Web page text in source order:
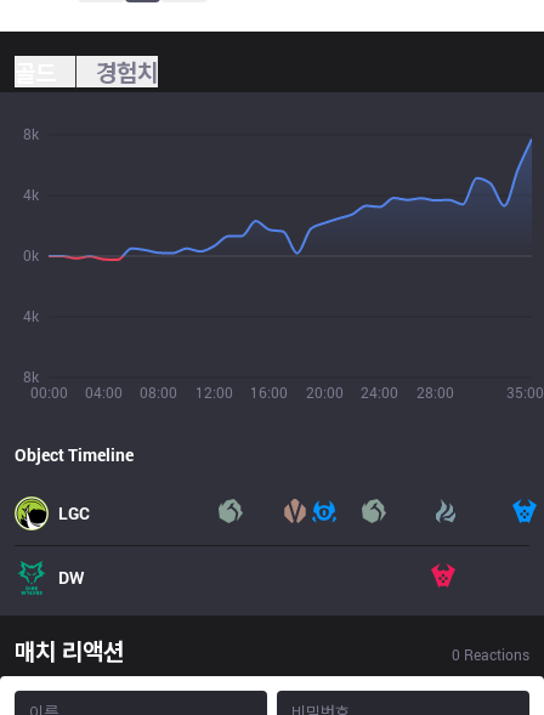
경험치
00:00 04:00 08:00 12:00 16:00 20:00 24:00 28:00 35:00
8k
4k
0k
4k
8k
Object Timeline
LGC
DW
매치 리액션 0 Reactions